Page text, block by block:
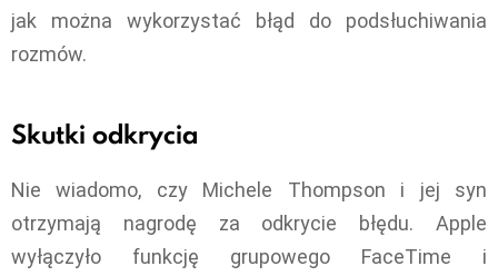
jak można wykorzystać błąd do podsłuchiwania
rozmów.
Skutki odkrycia
Nie wiadomo, czy Michele Thompson i jej syn
otrzymają nagrodę za odkrycie błędu. Apple
wyłączyło funkcję grupowego FaceTime i